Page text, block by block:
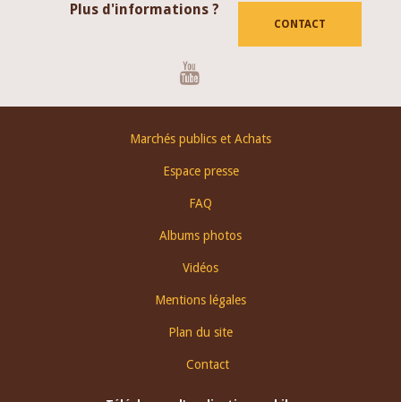
Plus d'informations ?
CONTACT
Marchés publics et Achats
Espace presse
FAQ
Albums photos
Vidéos
Mentions légales
Plan du site
Contact